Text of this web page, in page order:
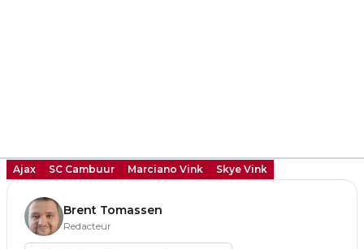
Ajax SC Cambuur Marciano Vink Skye Vink
Brent Tomassen
Redacteur